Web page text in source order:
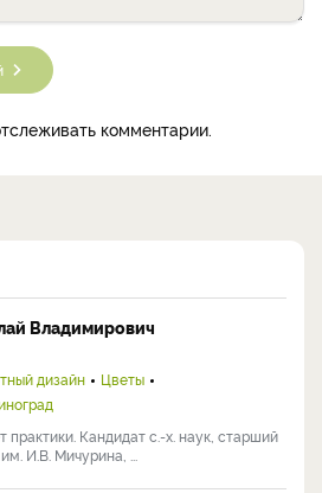
комментарии.
Владимирович
дизайн
Цветы
практики. Кандидат с.-х. наук, старший
И.В. Мичурина, ...